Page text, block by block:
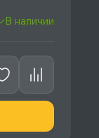
В наличии